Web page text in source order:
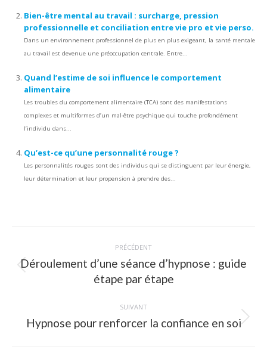
Bien-être mental au travail : surcharge, pression
professionnelle et conciliation entre vie pro et vie perso.
Dans un environnement professionnel de plus en plus exigeant, la santé mentale
au travail est devenue une préoccupation centrale. Entre...
Quand l’estime de soi influence le comportement
alimentaire
Les troubles du comportement alimentaire (TCA) sont des manifestations
complexes et multiformes d’un mal-être psychique qui touche profondément
l’individu dans...
Qu’est-ce qu’une personnalité rouge ?
Les personnalités rouges sont des individus qui se distinguent par leur énergie,
leur détermination et leur propension à prendre des...
PRÉCÉDENT
Article
précédent
Déroulement d’une séance d’hypnose : guide
étape par étape
SUIVANT
Article
Hypnose pour renforcer la confiance en soi